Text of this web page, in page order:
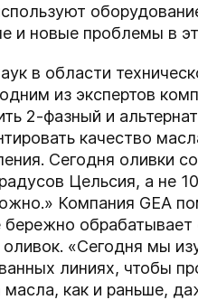
и новые проблемы в
в области
из экспертов
2-фазный и
качество
Сегодня оливки
Цельсия, а не
Компания GEA
«Сегодня мы
линиях, чтобы
как и раньше,